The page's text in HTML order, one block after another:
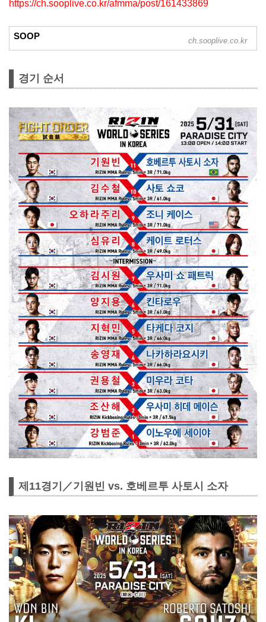
https://ch.sooplive.co.kr/afmma/post/161433869
SOOP ch.sooplive.co.kr
경기 순서
제11경기／기원빈 vs. 호베르투 사토시 소자